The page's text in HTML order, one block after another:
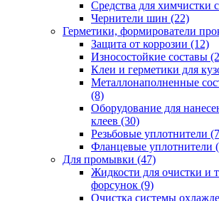
Средства для химчистки
Чернители шин (22)
Герметики, формирователи
Защита от коррозии (12)
Износостойкие составы
Клеи и герметики для
Металлонаполненные
(8)
Оборудование для
клеев (30)
Резьбовые уплотнители
Фланцевые уплотнители
Для промывки (47)
Жидкости для очистки и
форсунок (9)
Очистка системы